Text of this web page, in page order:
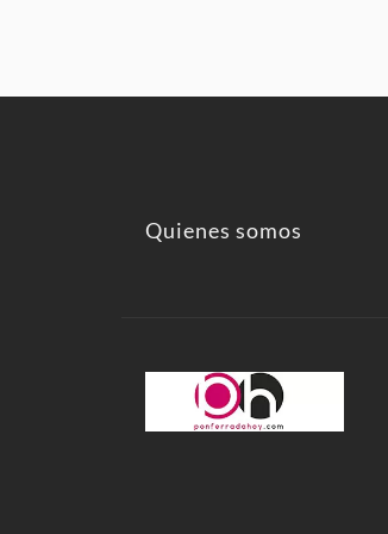
Quienes somos